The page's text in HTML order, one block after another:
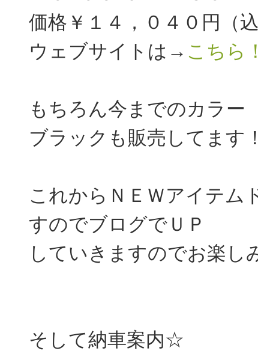
価格￥１４，０４０円（
ウェブサイトは→ こちら
もちろん今までのカラー
ブラックも販売してます
これからＮＥＷアイテム
すのでブログでＵＰ
していきますのでお楽し
そして納車案内☆